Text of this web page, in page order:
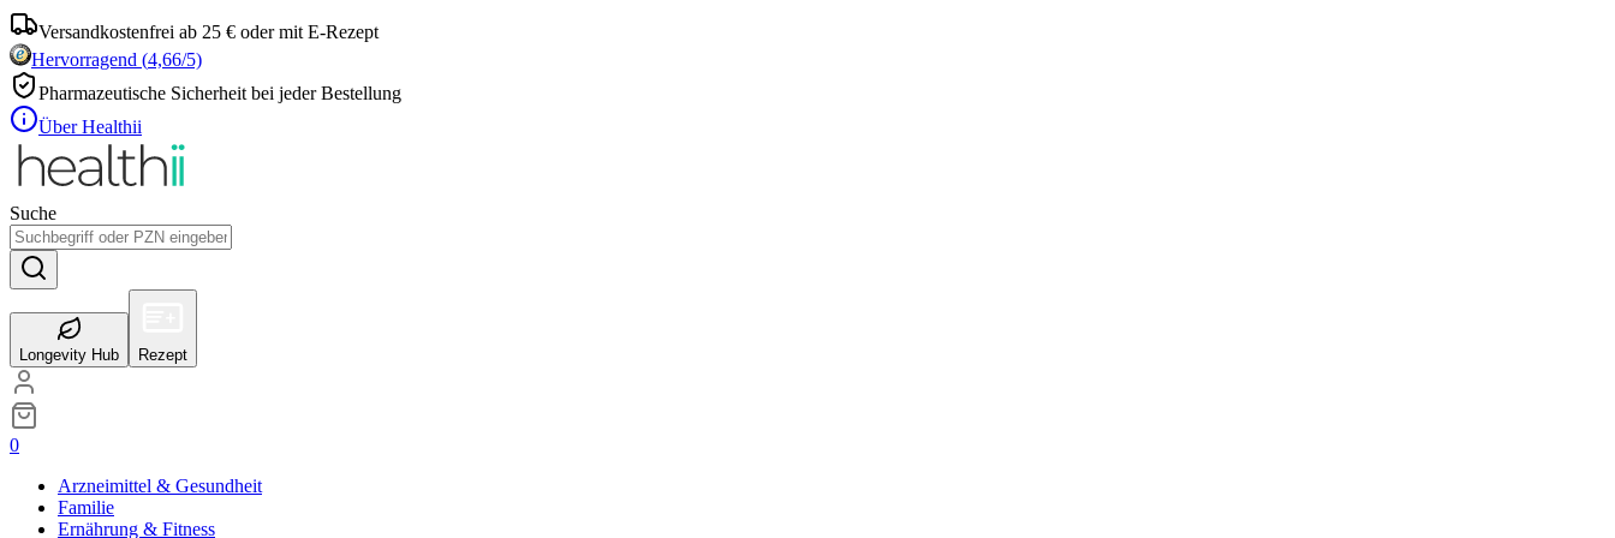
Versandkostenfrei ab 25 € oder mit E-Rezept
Hervorragend (4,66/5)
Pharmazeutische Sicherheit bei jeder Bestellung
Über Healthii
Suche
Longevity Hub Rezept
0
Arzneimittel & Gesundheit
Familie
Ernährung & Fitness